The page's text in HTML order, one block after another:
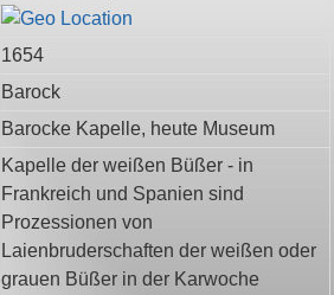
1654
Barock
Barocke Kapelle, heute Museum
Kapelle der weißen Büßer - in
Frankreich und Spanien sind
Prozessionen von
Laienbruderschaften der weißen oder
grauen Büßer in der Karwoche